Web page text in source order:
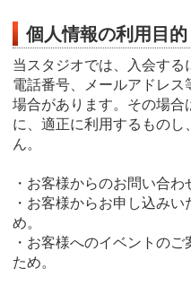
個人情報の利用目的
当スタジオでは、入会する
電話番号、メールアドレス
場合があります。その場合
に、適正に利用するもの
ん。
・お客様からのお問い合わ
・お客様からお申し込み
め。
・お客様へのイベントの
ため。